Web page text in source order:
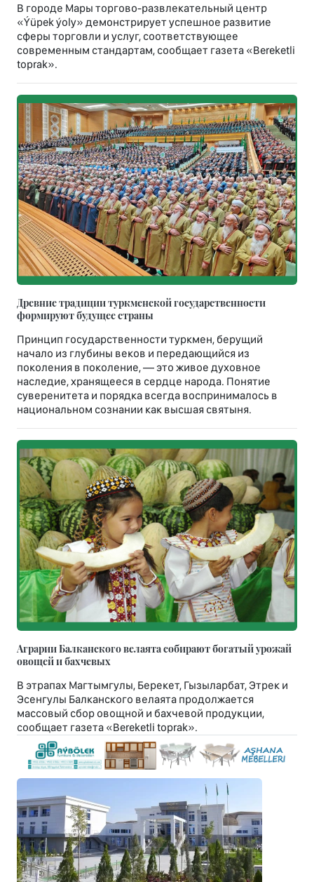
В городе Мары торгово-развлекательный центр
«Ýüpek ýoly» демонстрирует успешное развитие
сферы торговли и услуг, соответствующее
современным стандартам, сообщает газета «Bereketli
toprak».
Древние традиции туркменской государственности
формируют будущее страны
Принцип государственности туркмен, берущий
начало из глубины веков и передающийся из
поколения в поколение, — это живое духовное
наследие, хранящееся в сердце народа. Понятие
суверенитета и порядка всегда воспринималось в
национальном сознании как высшая святыня.
Аграрии Балканского велаята собирают богатый урожай
овощей и бахчевых
В этрапах Магтымгулы, Берекет, Гызыларбат, Этрек и
Эсенгулы Балканского велаята продолжается
массовый сбор овощной и бахчевой продукции,
сообщает газета «Bereketli toprak».